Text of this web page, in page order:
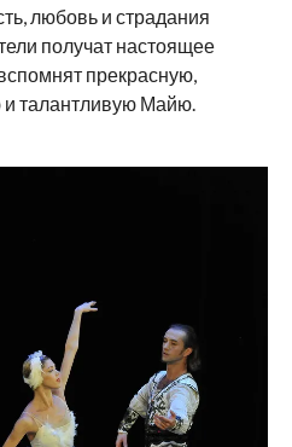
любовь и страдания
получат настоящее
прекрасную,
талантливую Майю.